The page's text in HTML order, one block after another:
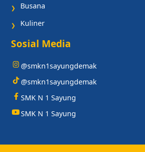
❯ Busana
❯ Kuliner
Sosial Media
@smkn1sayungdemak
@smkn1sayungdemak
SMK N 1 Sayung
SMK N 1 Sayung